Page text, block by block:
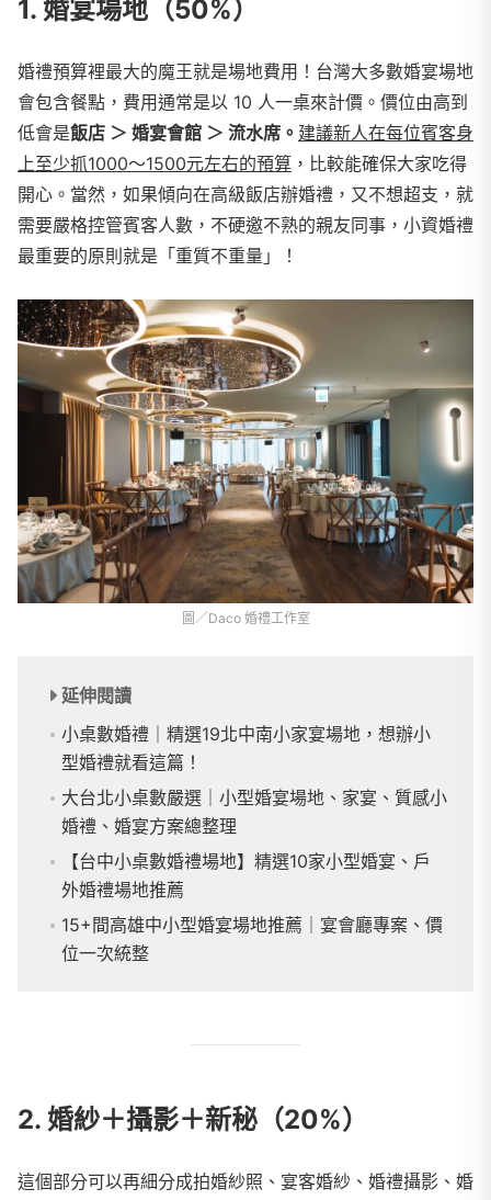
1. 婚宴場地（50%）
婚禮預算裡最大的魔王就是場地費用！台灣大多數婚宴場地
會包含餐點，費用通常是以 10 人一桌來計價。價位由高到
低會是飯店 ＞ 婚宴會館 ＞ 流水席。 建議新人在每位賓客身
上至少抓1000～1500元左右的預算 ，比較能確保大家吃得
開心。當然，如果傾向在高級飯店辦婚禮，又不想超支，就
需要嚴格控管賓客人數，不硬邀不熟的親友同事，小資婚禮
最重要的原則就是「重質不重量」！
圖／Daco 婚禮工作室
延伸閱讀
小桌數婚禮｜精選19北中南小家宴場地，想辦小
型婚禮就看這篇！
大台北小桌數嚴選｜小型婚宴場地、家宴、質感小
婚禮、婚宴方案總整理
【台中小桌數婚禮場地】精選10家小型婚宴、戶
外婚禮場地推薦
15+間高雄中小型婚宴場地推薦｜宴會廳專案、價
位一次統整
2. 婚紗＋攝影＋新秘（20%）
這個部分可以再細分成拍婚紗照、宴客婚紗、婚禮攝影、婚